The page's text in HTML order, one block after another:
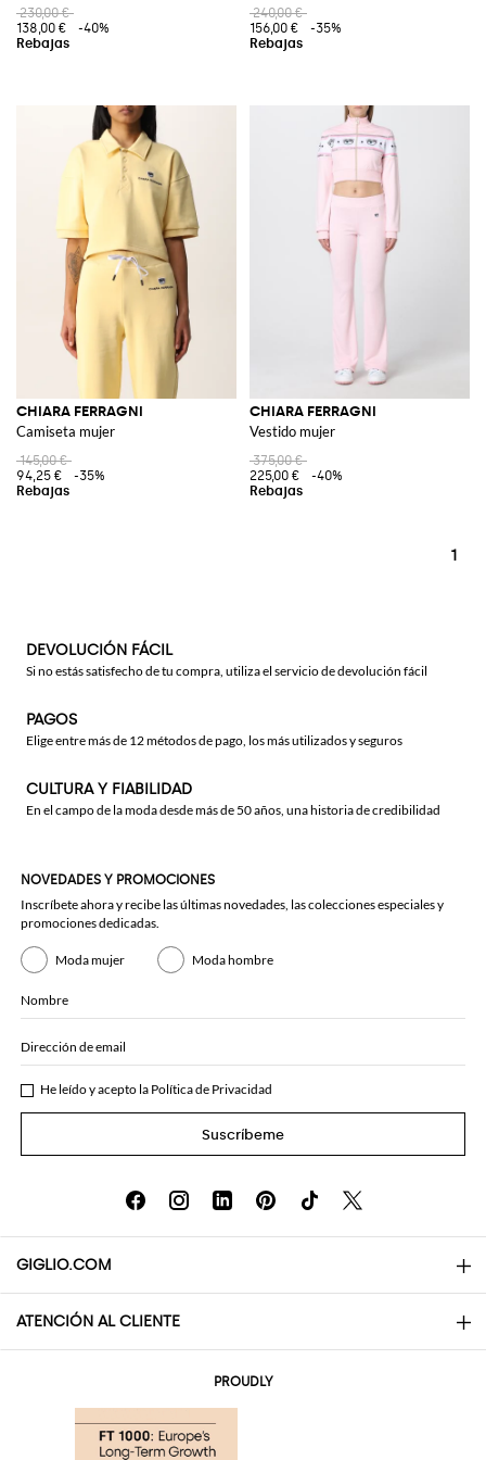
230,00 €
138,00 €
-40%
240,00 €
156,00 €
-35%
CHIARA FERRAGNI
Camiseta mujer
145,00 €
94,25 €
-35%
CHIARA FERRAGNI
Vestido mujer
375,00 €
225,00 €
-40%
1
DEVOLUCIÓN FÁCIL
Si no estás satisfecho de tu compra, utiliza el servicio de devolución fácil
PAGOS
Elige entre más de 12 métodos de pago, los más utilizados y seguros
CULTURA Y FIABILIDAD
En el campo de la moda desde más de 50 años, una historia de credibilidad
NOVEDADES Y PROMOCIONES
Inscríbete ahora y recibe las últimas novedades, las colecciones especiales y
promociones dedicadas.
Moda mujer Moda hombre
Nombre
Dirección de email
He leído y acepto la Política de Privacidad
Suscríbeme
GIGLIO.COM
About
ATENCIÓN AL CLIENTE
PROUDLY